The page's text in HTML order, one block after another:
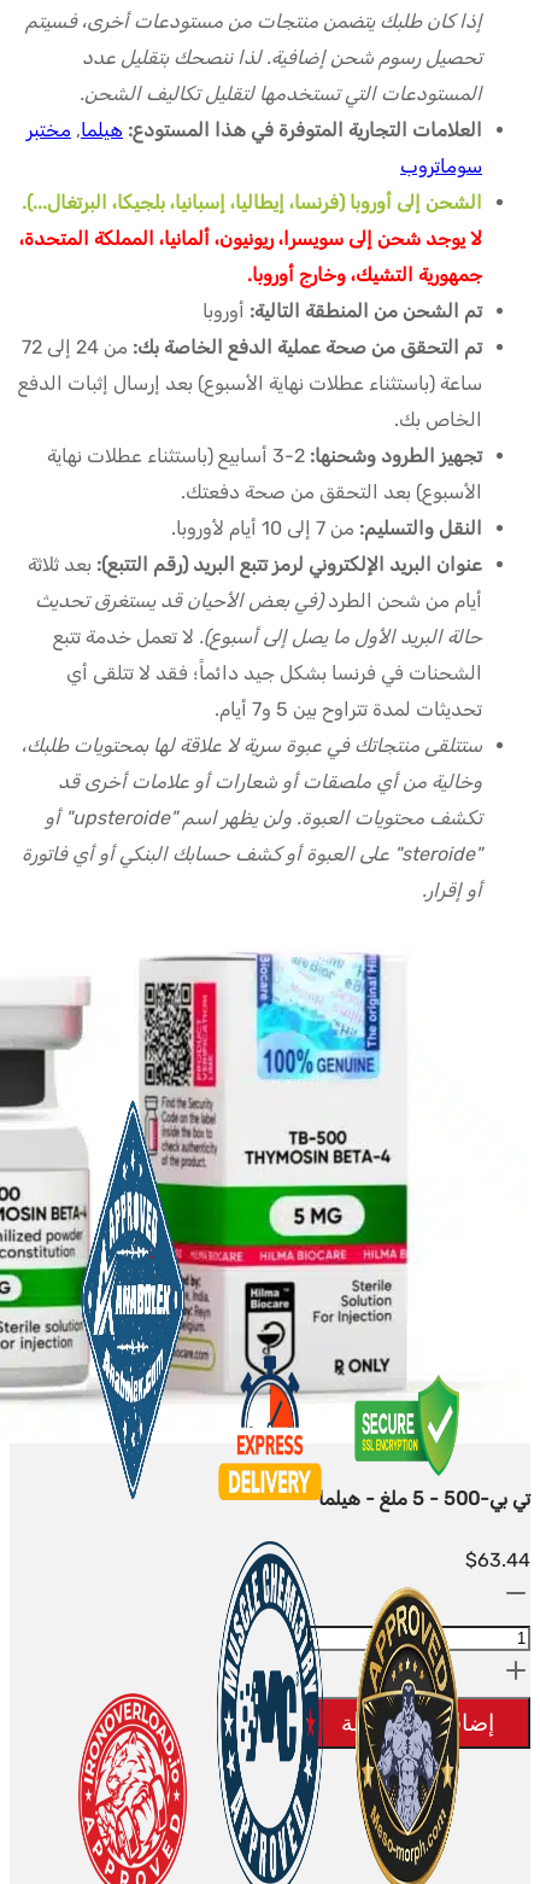
إذا كان طلبك يتضمن منتجات من مستودعات أخرى، فسيتم
تحصيل رسوم شحن إضافية. لذا ننصحك بتقليل عدد
المستودعات التي تستخدمها لتقليل تكاليف الشحن.
العلامات التجارية المتوفرة في هذا المستودع: هيلما, مختبر
سوماتروب
الشحن إلى أوروبا (فرنسا، إيطاليا، إسبانيا، بلجيكا، البرتغال...).
لا يوجد شحن إلى سويسرا، ريونيون، ألمانيا، المملكة المتحدة،
جمهورية التشيك، وخارج أوروبا.
تم الشحن من المنطقة التالية: أوروبا
تم التحقق من صحة عملية الدفع الخاصة بك:
من 24 إلى 72
ساعة (باستثناء عطلات نهاية الأسبوع) بعد إرسال إثبات الدفع
الخاص بك.
تجهيز الطرود وشحنها:
2-3 أسابيع (باستثناء عطلات نهاية
الأسبوع) بعد التحقق من صحة دفعتك.
النقل والتسليم: من 7 إلى 10 أيام لأوروبا.
عنوان البريد الإلكتروني لرمز تتبع البريد (رقم التتبع): بعد ثلاثة
أيام من شحن الطرد(في بعض الأحيان قد يستغرق تحديث
حالة البريد الأول ما يصل إلى أسبوع). لا تعمل خدمة تتبع
الشحنات في فرنسا بشكل جيد دائماً؛ فقد لا تتلقى أي
تحديثات لمدة تتراوح بين 5 و7 أيام.
ستتلقى منتجاتك في عبوة سرية لا علاقة لها بمحتويات طلبك،
وخالية من أي ملصقات أو شعارات أو علامات أخرى قد
تكشف محتويات العبوة. ولن يظهر اسم "upsteroide" أو
"steroide" على العبوة أو كشف حسابك البنكي أو أي فاتورة
أو إقرار.
تي بي-500 - 5 ملغ - هيلما
$63.44
TB-
-
5mg
Hilma
إضافة إلى السلة